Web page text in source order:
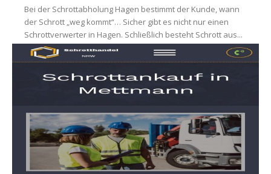
Bei der Schrottabholung Hagen bestimmt der Kunde, wann
der Schrott „weg kommt“… Sicher gibt es nicht nur einen
Schrottverwerter in Hagen. Schließlich besteht Schrott aus...